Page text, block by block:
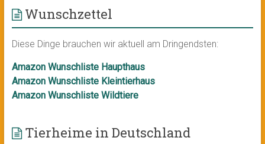
Wunschzettel
Diese Dinge brauchen wir aktuell am Dringendsten:
Amazon Wunschliste Haupthaus
Amazon Wunschliste Kleintierhaus
Amazon Wunschliste Wildtiere
Tierheime in Deutschland